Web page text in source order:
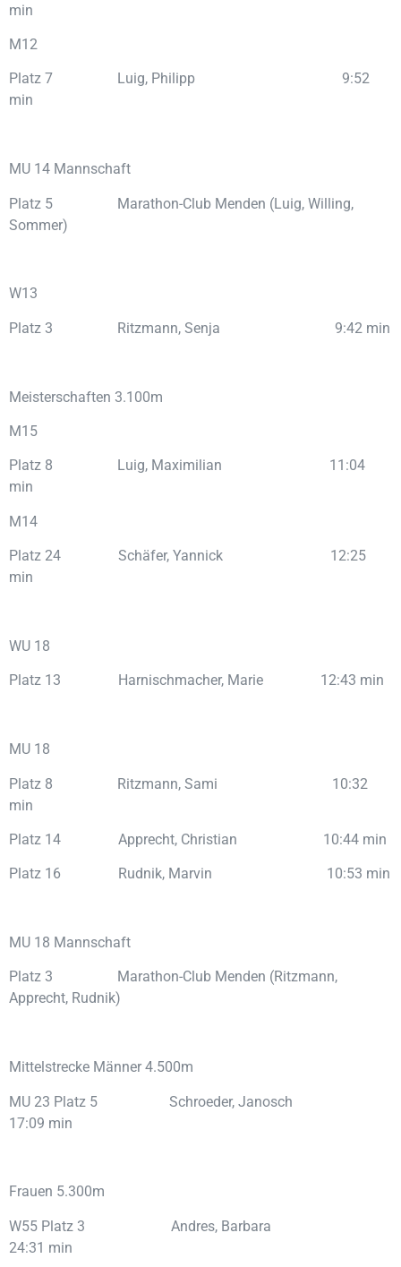
min
M12
Platz 7 Luig, Philipp 9:52
min
MU 14 Mannschaft
Platz 5 Marathon-Club Menden (Luig, Willing,
Sommer)
W13
Platz 3 Ritzmann, Senja 9:42 min
Meisterschaften 3.100m
M15
Platz 8 Luig, Maximilian 11:04
min
M14
Platz 24 Schäfer, Yannick 12:25
min
WU 18
Platz 13 Harnischmacher, Marie 12:43 min
MU 18
Platz 8 Ritzmann, Sami 10:32
min
Platz 14 Apprecht, Christian 10:44 min
Platz 16 Rudnik, Marvin 10:53 min
MU 18 Mannschaft
Platz 3 Marathon-Club Menden (Ritzmann,
Apprecht, Rudnik)
Mittelstrecke Männer 4.500m
MU 23 Platz 5 Schroeder, Janosch
17:09 min
Frauen 5.300m
W55 Platz 3 Andres, Barbara
24:31 min